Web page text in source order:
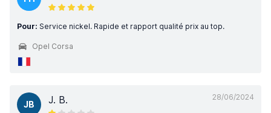
Pour: Service nickel. Rapide et rapport qualité prix au top.
Opel Corsa
28/06/2024
JB J. B.